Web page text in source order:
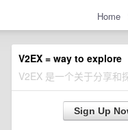
Home
V2EX = way to explore
V2EX 是一个关于分享和
Sign Up